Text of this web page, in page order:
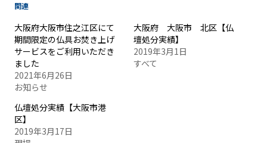
関連
大阪府大阪市住之江区にて
期間限定の仏具お焚き上げ
サービスをご利用いただき
ました
2021年6月26日
お知らせ
大阪府 大阪市 北区【仏
壇処分実績】
2019年3月1日
すべて
仏壇処分実績【大阪市港
区】
2019年3月17日